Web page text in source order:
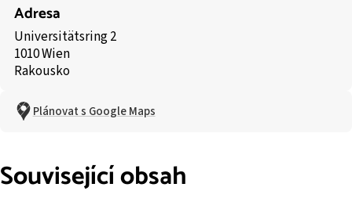
Adresa
Universitätsring 2
1010 Wien
Rakousko
Plánovat s Google Maps
Související obsah